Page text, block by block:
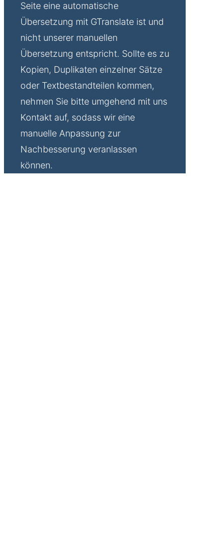
Seite eine automatische
Übersetzung mit GTranslate ist und
nicht unserer manuellen
Übersetzung entspricht. Sollte es zu
Kopien, Duplikaten einzelner Sätze
oder Textbestandteilen kommen,
nehmen Sie bitte umgehend mit uns
Kontakt auf, sodass wir eine
manuelle Anpassung zur
Nachbesserung veranlassen
können.